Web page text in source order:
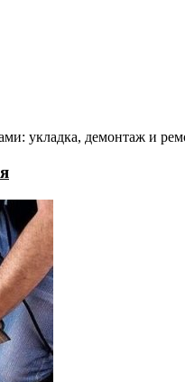
укладка, демонтаж и